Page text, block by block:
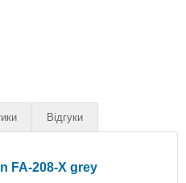
Відгуки
FA-208-X grey